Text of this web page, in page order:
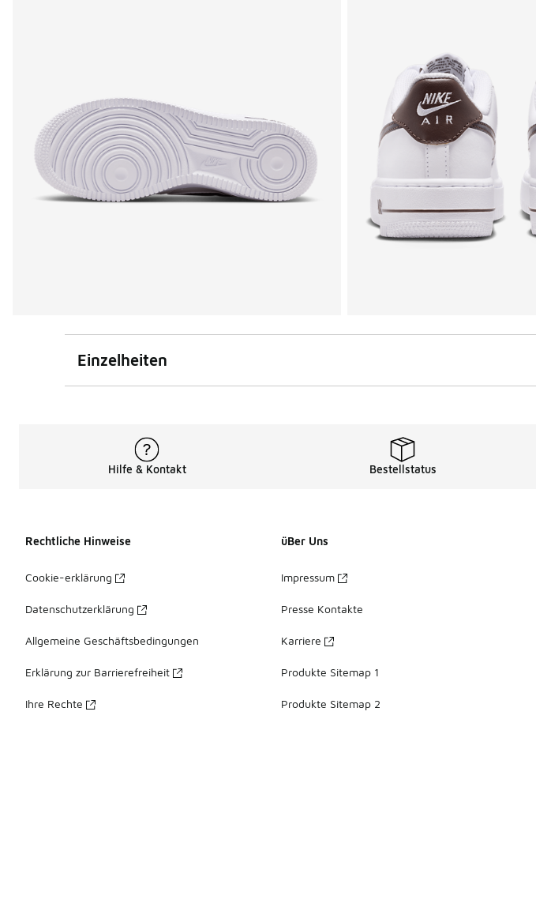
Einzelheiten
Hilfe & Kontakt Bestellstatus
Rechtliche Hinweise
Cookie-erklärung
Datenschutzerklärung
Allgemeine Geschäftsbedingungen
Erklärung zur Barrierefreiheit
Ihre Rechte
üBer Uns
Impressum
Presse Kontakte
Karriere
Produkte Sitemap 1
Produkte Sitemap 2